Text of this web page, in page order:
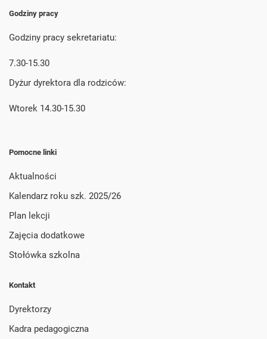
Godziny pracy
Godziny pracy sekretariatu:
7.30-15.30
Dyżur dyrektora dla rodziców:
Wtorek 14.30-15.30
Pomocne linki
Aktualności
Kalendarz roku szk. 2025/26
Plan lekcji
Zajęcia dodatkowe
Stołówka szkolna
Kontakt
Dyrektorzy
Kadra pedagogiczna